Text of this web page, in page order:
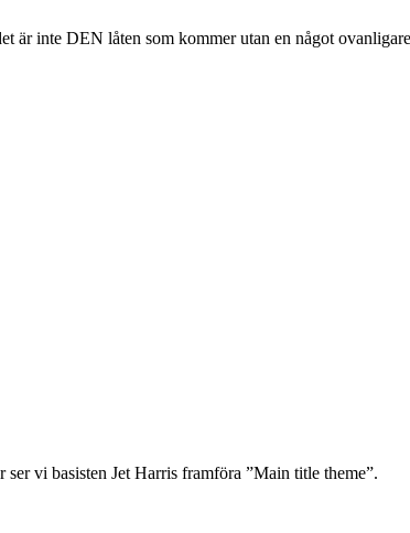
inte DEN låten som kommer utan en något
vi basisten Jet Harris framföra ”Main title theme”.